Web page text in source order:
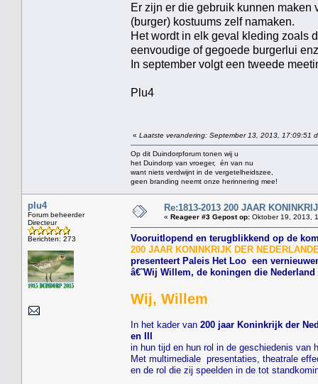
Er zijn er die gebruik kunnen
(burger) kostuums zelf namaken.
Het wordt in elk geval kleding zoals
eenvoudige of gegoede burgerlui
In september volgt een tweede
Plu4
« Laatste verandering: September 13, 2013, 17:09:51
Op dit Duindorpforum tonen wij u
het Duindorp van vroeger, én van nu
want niets verdwijnt in de vergetelheidszee,
geen branding neemt onze herinnering mee!
plu4
Forum beheerder
Directeur
Berichten: 273
Re:1813-2013 200 JAAR
« Reageer #3 Gepost op: Oktober 19, 2013,
Vooruitlopend en terugblikkend op de
200 JAAR KONINKRIJK DER
presenteert Paleis Het Loo een
â€˜Wij Willem, de koningen die
Wij, Willem
In het kader van 200 jaar Koninkrijk der
en III
in hun tijd en hun rol in de geschiedenis van
Met multimediale presentaties, theatrale
en de rol die zij speelden in de tot